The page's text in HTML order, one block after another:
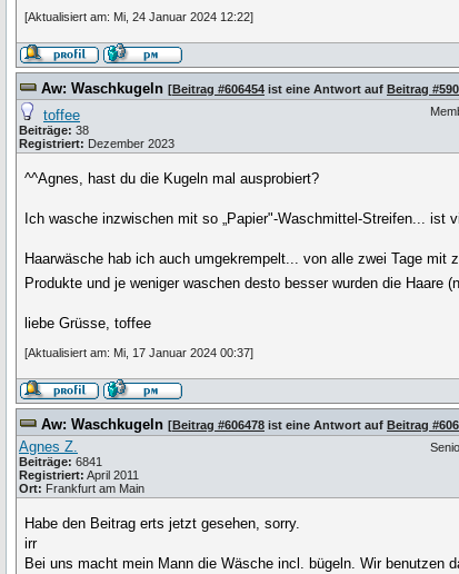
[Aktualisiert am: Mi, 24 Januar 2024 12:22]
Aw: Waschkugeln [Beitrag #606454 ist eine Antwort auf Beitrag
toffee
Beiträge: 38
Registriert: Dezember 2023
^^Agnes, hast du die Kugeln mal ausprobiert?
Ich wasche inzwischen mit so „Papier"-Waschmittel-Streifen...
Haarwäsche hab ich auch umgekrempelt... von alle zwei Tage
Produkte und je weniger waschen desto besser wurden die Haare
liebe Grüsse, toffee
[Aktualisiert am: Mi, 17 Januar 2024 00:37]
Aw: Waschkugeln [Beitrag #606478 ist eine Antwort auf Beitrag
Agnes Z.
Beiträge: 6841
Registriert: April 2011
Ort: Frankfurt am Main
Habe den Beitrag erts jetzt gesehen, sorry.
irr
Bei uns macht mein Mann die Wäsche incl. bügeln. Wir benutzen